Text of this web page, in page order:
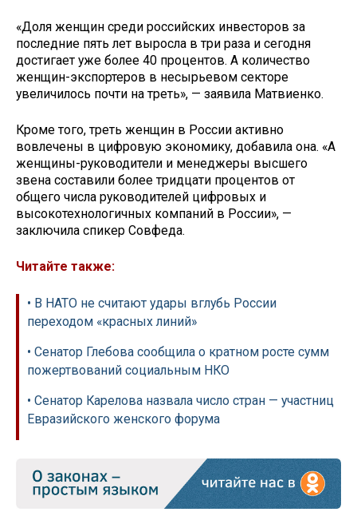
«Доля женщин среди российских инвесторов за
последние пять лет выросла в три раза и сегодня
достигает уже более 40 процентов. А количество
женщин-экспортеров в несырьевом секторе
увеличилось почти на треть», — заявила Матвиенко.
Кроме того, треть женщин в России активно
вовлечены в цифровую экономику, добавила она. «А
женщины-руководители и менеджеры высшего
звена составили более тридцати процентов от
общего числа руководителей цифровых и
высокотехнологичных компаний в России», —
заключила спикер Совфеда.
Читайте также:
• В НАТО не считают удары вглубь России
переходом «красных линий»
• Сенатор Глебова сообщила о кратном росте сумм
пожертвований социальным НКО
• Сенатор Карелова назвала число стран — участниц
Евразийского женского форума